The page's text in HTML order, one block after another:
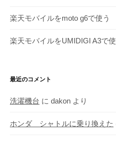
楽天モバイルをmoto g6で使う
楽天モバイルをUMIDIGI A3で使
最近のコメント
洗濯機台 に dakon より
ホンダ シャトルに乗り換えた